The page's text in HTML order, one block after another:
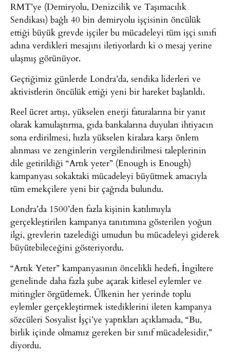
RMT’ye (Demiryolu, Denizcilik ve Taşımacılık
Sendikası) bağlı 40 bin demiryolu işçisinin öncülük
ettiği büyük grevde işçiler bu mücadeleyi tüm işçi sınıfı
adına verdikleri mesajını iletiyorlardı ki o mesaj yerine
ulaşmış görünüyor.
Geçtiğimiz günlerde Londra’da, sendika liderleri ve
aktivistlerin öncülük ettiği yeni bir hareket başlatıldı.
Reel ücret artışı, yükselen enerji faturalarına bir yanıt
olarak kamulaştırma, gıda bankalarına duyulan ihtiyacın
sona erdirilmesi, hızla yükselen kiralara karşı önlem
alınması ve zenginlerin vergilendirilmesi taleplerinin
dile getirildiği “Artık yeter” (Enough is Enough)
kampanyası sokaktaki mücadeleyi büyütmek amacıyla
tüm emekçilere yeni bir çağrıda bulundu.
Londra’da 1500’den fazla kişinin katılımıyla
gerçekleştirilen kampanya tanıtımına gösterilen yoğun
ilgi, grevlerin tazelediği umudun bu mücadeleyi giderek
büyütebileceğini gösteriyordu.
“Artık Yeter” kampanyasının öncelikli hedefi, İngiltere
genelinde daha fazla şube açarak kitlesel eylemler ve
mitingler örgütlemek. Ülkenin her yerinde toplu
eylemler gerçekleştirmek istediklerini ileten kampanya
sözcüleri Sosyalist İşçi’ye yaptıkları açıklamada, “Bu,
birlik içinde olmamız gereken bir sınıf mücadelesidir,”
diyordu.